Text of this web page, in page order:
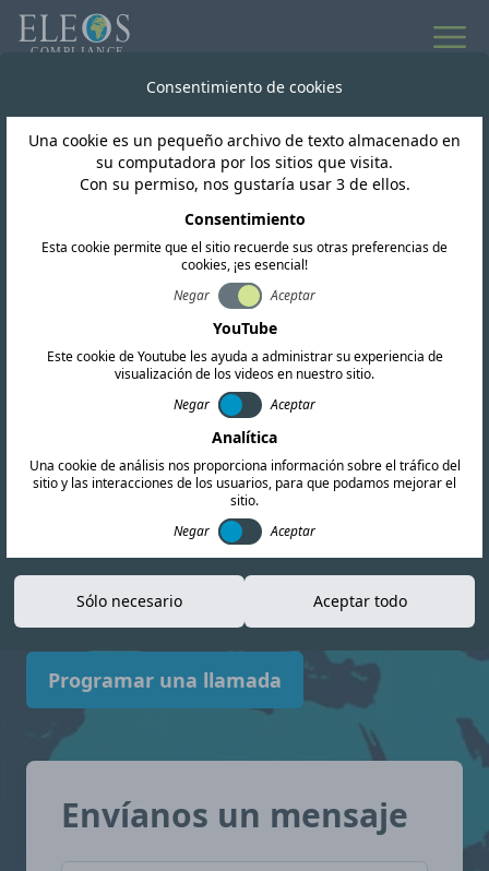
Ofrecemos servicios completos de
certificación de RF, EMC y seguridad. Nuestro
equipo también realiza investigaciones
regulatorias exhaustivas y proporciona
información actualizada para ayudarle a
navegar el panorama del cumplimiento
normativo. Zambia con confianza.
Programar una llamada
Envíanos un mensaje
Consentimiento de cookies
Una cookie es un pequeño archivo de texto almacenado en
su computadora por los sitios que visita.
Con su permiso, nos gustaría usar 3 de ellos.
Consentimiento
Esta cookie permite que el sitio recuerde sus otras preferencias de
cookies, ¡es esencial!
Negar
Aceptar
YouTube
Este cookie de Youtube les ayuda a administrar su experiencia de
visualización de los videos en nuestro sitio.
Negar
Aceptar
Analítica
Una cookie de análisis nos proporciona información sobre el tráfico del
sitio y las interacciones de los usuarios, para que podamos mejorar el
sitio.
Negar
Aceptar
Sólo necesario Aceptar todo